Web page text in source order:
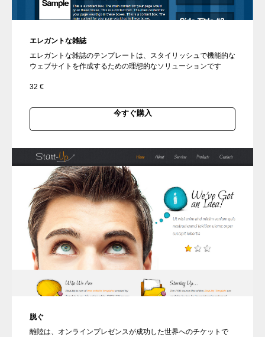
エレガントな雑誌
エレガントな雑誌のテンプレートは、スタイリッシュで機能的な
ウェブサイトを作成するための理想的なソリューションです
32 €
今すぐ購入
脱ぐ
離陸は、オンラインプレゼンスが成功した世界へのチケットで